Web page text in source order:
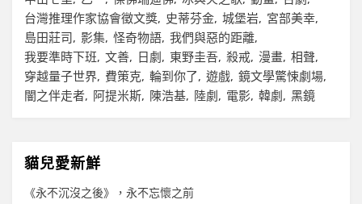
台灣推理作家協會徵文獎
史蒂芬金 城堡岩
宮部美幸
島田莊司
影集 怪奇物語 我們與惡的距離
我要準時下班
文善 日劇 東野圭吾 殺戒 漫畫 相聲
穿越量子世界
費策克 輪到你了 遊戲 鏡文學驚悚劇場
闇之伴走者
阿提米斯 陳浩基 陸劇 電影 韓劇 黑鏡
貓兒愛新鮮
《永不沉沒之後》，永不忘懷之前